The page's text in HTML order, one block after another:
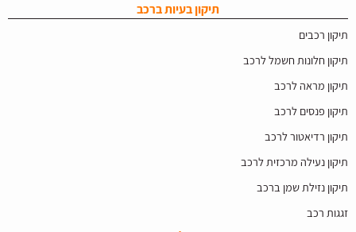
תיקון בעיות ברכב
תיקון רכבים
תיקון חלונות חשמל לרכב
תיקון מראה לרכב
תיקון פנסים לרכב
תיקון רדיאטור לרכב
תיקון נעילה מרכזית לרכב
תיקון נזילת שמן ברכב
זגגות רכב